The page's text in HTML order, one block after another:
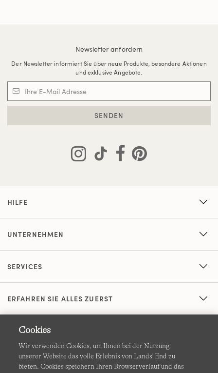
Newsletter anfordern
Der Newsletter informiert Sie über neue Produkte, besondere Aktionen
und exklusive Angebote.
SENDEN
HILFE
UNTERNEHMEN
SERVICES
ERFAHREN SIE ALLES ZUERST
Cookies
Wir verwenden Cookies, um Ihnen bei der Nutzung
unserer Website das volle Erlebnis von Lands' End zu
bieten. Cookies speichern Ihren Browserverlauf und das